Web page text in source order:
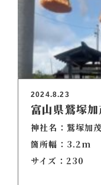
2024.8.23
富山県鷲塚
神社名：鷲塚加
箇所幅：3.2m
サイズ：230